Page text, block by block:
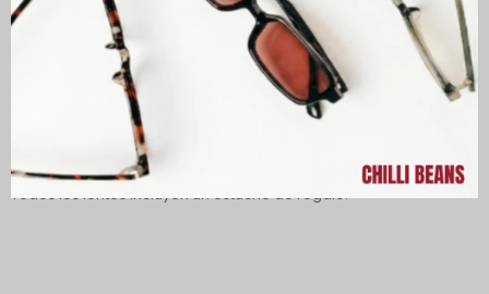
Lentes con protección 100% contra los rayos UVA y UVB, que
protegen tus ojos de los rayos dañinos del sol y reducen el
riesgo de desarrollar enfermedades oculares.
Todos los lentes incluyen un estuche de regalo.